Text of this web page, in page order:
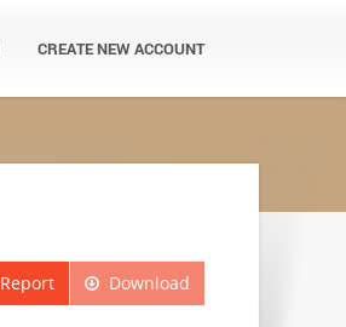
CREATE NEW ACCOUNT
Download
Report